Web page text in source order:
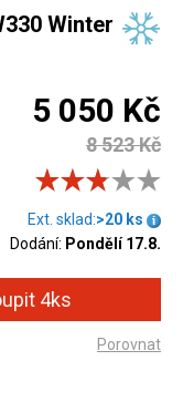
Winter
5 050 Kč
8 523 Kč
Ext. sklad:>20 ks
Dodání: Pondělí 17.8.
Porovnat